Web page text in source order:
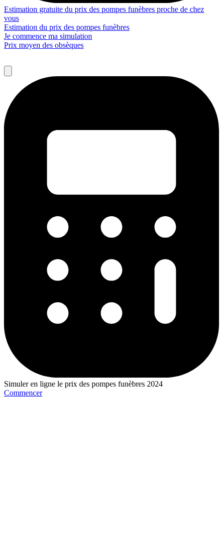
Estimation gratuite du prix des pompes funèbres proche de chez
vous
Estimation du prix des pompes funèbres
Je commence ma simulation
Prix moyen des obsèques
Simuler en ligne le prix des pompes funèbres 2024
Commencer